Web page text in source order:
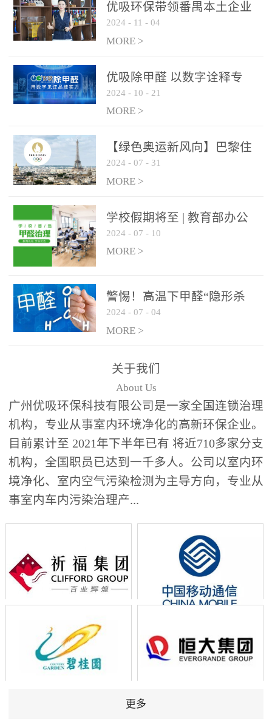
优吸环保带领番禺本​土企业
勇敢破局向“新”
2024 - 11 - 04
MORE >
优吸除甲醛 以数字诠释专
业，尽显除醛品牌实力！
2024 - 10 - 21
MORE >
【绿色奥运新风向】巴黎住
宿风波：优吸环保共建健康
绿色家居
2024 - 07 - 31
MORE >
学校假期将至 | 教育部办公
厅关于加强学校新建校舍室
内空气质量管理通知
2024 - 07 - 10
MORE >
警惕！高温下甲醛“隐形杀
手”来袭，你的家安全吗？
2024 - 07 - 04
MORE >
关于我们
About Us
广州优吸环保科技有限公司是一家全国连锁治理
机构，专业从事室内环境净化的高新环保企业。
目前累计至 2021年下半年已有 将近710多家分支
机构，全国职员已达到一千多人。公司以室内环
境净化、室内空气污染检测为主导方向，专业从
事室内车内污染治理产...
更多